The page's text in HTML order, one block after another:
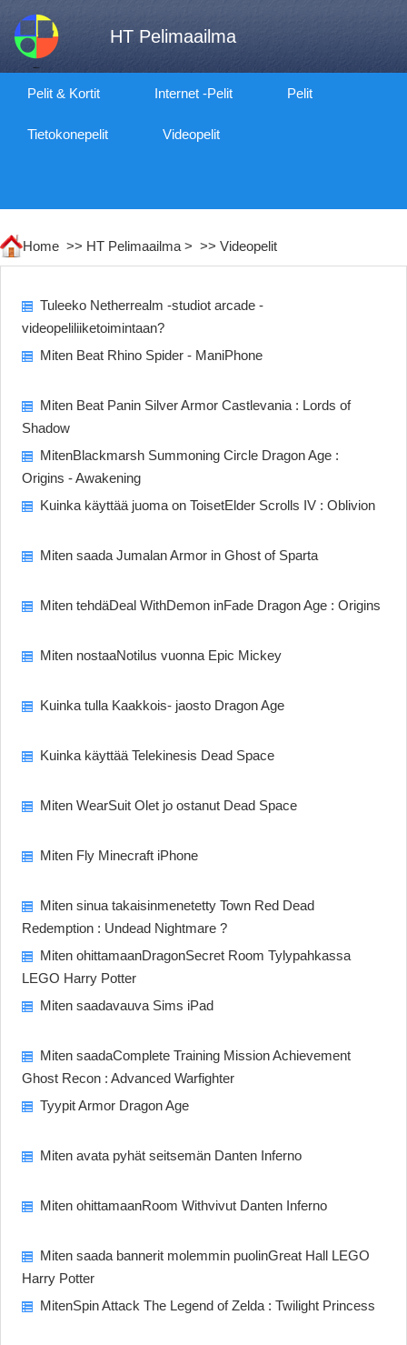
HT Pelimaailma
Pelit & Kortit Internet -pelit Pelit
Tietokonepelit Videopelit
Home >> HT Pelimaailma > >> Videopelit
Tuleeko Netherrealm -studiot arcade -
videopeliliiketoimintaan?
Miten Beat Rhino Spider - ManiPhone
Miten Beat Panin Silver Armor Castlevania : Lords of
Shadow
MitenBlackmarsh Summoning Circle Dragon Age :
Origins - Awakening
Kuinka käyttää juoma on ToisetElder Scrolls IV : Oblivion
Miten saada Jumalan Armor in Ghost of Sparta
Miten tehdäDeal WithDemon inFade Dragon Age : Origins
Miten nostaaNotilus vuonna Epic Mickey
Kuinka tulla Kaakkois- jaosto Dragon Age
Kuinka käyttää Telekinesis Dead Space
Miten WearSuit Olet jo ostanut Dead Space
Miten Fly Minecraft iPhone
Miten sinua takaisinmenetetty Town Red Dead
Redemption : Undead Nightmare ?
Miten ohittamaanDragonSecret Room Tylypahkassa
LEGO Harry Potter
Miten saadavauva Sims iPad
Miten saadaComplete Training Mission Achievement
Ghost Recon : Advanced Warfighter
Tyypit Armor Dragon Age
Miten avata pyhät seitsemän Danten Inferno
Miten ohittamaanRoom Withvivut Danten Inferno
Miten saada bannerit molemmin puolinGreat Hall LEGO
Harry Potter
MitenSpin Attack The Legend of Zelda : Twilight Princess